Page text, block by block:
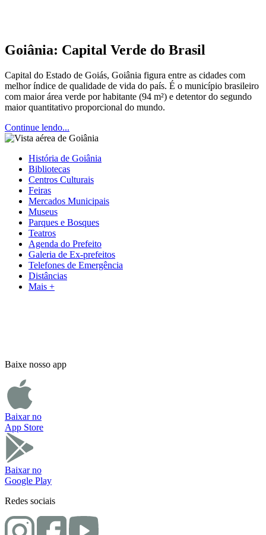
Goiânia: Capital Verde do Brasil
Capital do Estado de Goiás, Goiânia figura entre as cidades com
melhor índice de qualidade de vida do país. É o município brasileiro
com maior área verde por habitante (94 m²) e detentor do segundo
maior quantitativo proporcional do mundo.
Continue lendo...
História de Goiânia
Bibliotecas
Centros Culturais
Feiras
Mercados Municipais
Museus
Parques e Bosques
Teatros
Agenda do Prefeito
Galeria de Ex-prefeitos
Telefones de Emergência
Distâncias
Mais +
Baixe nosso app
Baixar no
App Store
Baixar no
Google Play
Redes sociais